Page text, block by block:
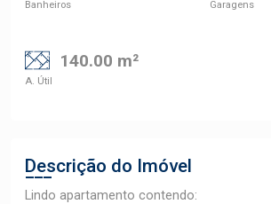
Banheiros Garagens
140.00 m²
A. Útil
Descrição do Imóvel
Lindo apartamento contendo: